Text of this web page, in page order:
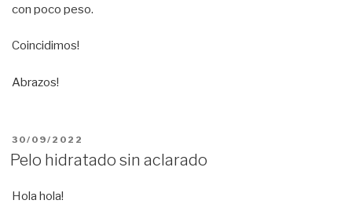
con poco peso.
Coincidimos!
Abrazos!
PUBLICADO
EL
30/09/2022
Pelo hidratado sin aclarado
Hola hola!